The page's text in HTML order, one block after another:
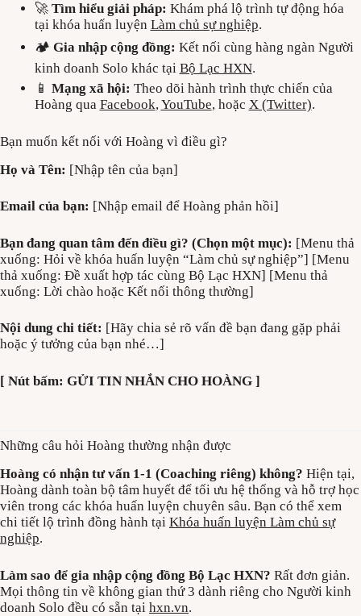
🚀 Tìm hiểu giải pháp: Khám phá lộ trình tự động hóa
tại khóa huấn luyện Làm chủ sự nghiệp.
🏕️ Gia nhập cộng đồng: Kết nối cùng hàng ngàn Người
kinh doanh Solo khác tại Bộ Lạc HXN.
📱 Mạng xã hội: Theo dõi hành trình thực chiến của
Hoàng qua Facebook,YouTube, hoặc X (Twitter).
Bạn muốn kết nối với Hoàng vì điều gì?
Họ và Tên: [Nhập tên của bạn]
Email của bạn: [Nhập email để Hoàng phản hồi]
Bạn đang quan tâm đến điều gì? (Chọn một mục): [Menu thả
xuống: Hỏi về khóa huấn luyện “Làm chủ sự nghiệp”] [Menu
thả xuống: Đề xuất hợp tác cùng Bộ Lạc HXN] [Menu thả
xuống: Lời chào hoặc Kết nối thông thường]
Nội dung chi tiết: [Hãy chia sẻ rõ vấn đề bạn đang gặp phải
hoặc ý tưởng của bạn nhé…]
[ Nút bấm: GỬI TIN NHẮN CHO HOÀNG ]
Những câu hỏi Hoàng thường nhận được
Hoàng có nhận tư vấn 1-1 (Coaching riêng) không? Hiện tại,
Hoàng dành toàn bộ tâm huyết để tối ưu hệ thống và hỗ trợ học
viên trong các khóa huấn luyện chuyên sâu. Bạn có thể xem
chi tiết lộ trình đồng hành tại Khóa huấn luyện Làm chủ sự
nghiệp.
Làm sao để gia nhập cộng đồng Bộ Lạc HXN? Rất đơn giản.
Mọi thông tin về không gian thứ 3 dành riêng cho Người kinh
doanh Solo đều có sẵn tại hxn.vn.